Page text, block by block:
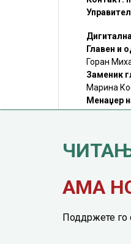
Главен и
Горан
Заменик
Марина
Менаџер
Мирослав
©SDK.MK
Преземањето
АМА
Поддржете го